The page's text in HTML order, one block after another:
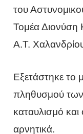
του
Τομέα Διονύση
Α.Τ.
Εξετάστηκε το
πληθυσμού των
καταυλισμό
αρνητικά.